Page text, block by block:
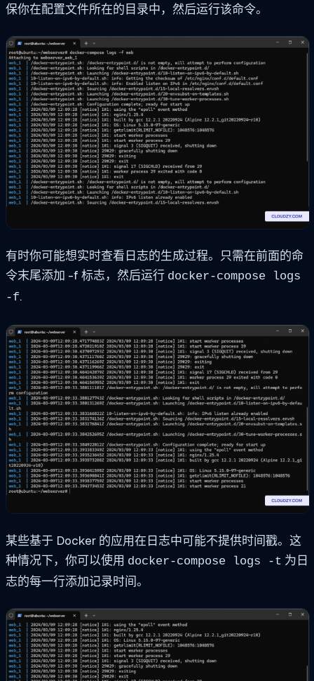
保你在配置文件所在的目录中，然后运行该命令。
有时你可能想实时查看日志的生成过程。只需在前面的命
令末尾添加 -f 标志，然后运行 docker-compose logs
-f.
某些基于 Docker 的应用在日志中可能不提供时间戳。这
种情况下，你可以使用 docker-compose logs -t 为日
志的每一行添加记录时间。